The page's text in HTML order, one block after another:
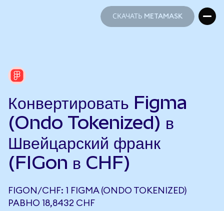
СКАЧАТЬ METAMASK
Конвертировать Figma
(Ondo Tokenized) в
Швейцарский франк
(FIGon в CHF)
FIGON/CHF: 1 FIGMA (ONDO TOKENIZED)
РАВНО 18,8432 CHF